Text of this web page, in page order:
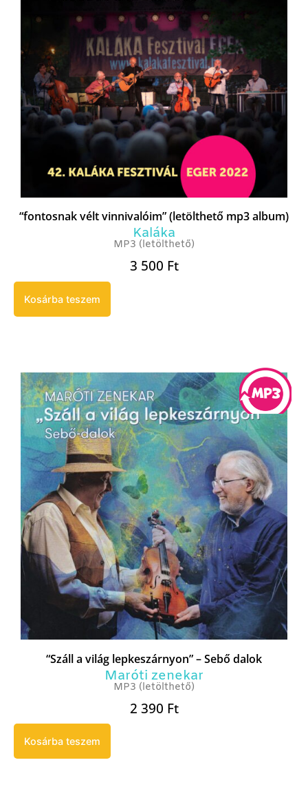
“fontosnak vélt vinnivalóim” (letölthető mp3 album)
Kaláka
MP3 (letölthető)
3 500 Ft
Kosárba teszem
“Száll a világ lepkeszárnyon” – Sebő dalok
Maróti zenekar
MP3 (letölthető)
2 390 Ft
Kosárba teszem